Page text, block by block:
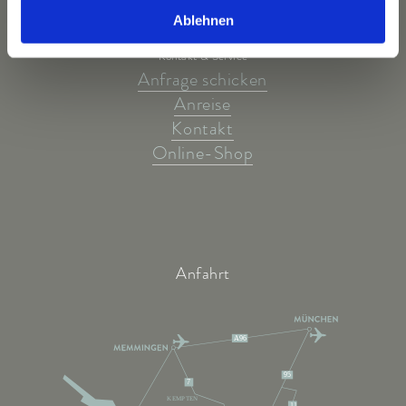
Ablehnen
Kontakt & Service
Anfrage schicken
Anreise
Kontakt
Online-Shop
Anfahrt
A96
95
7
KEMPTEN